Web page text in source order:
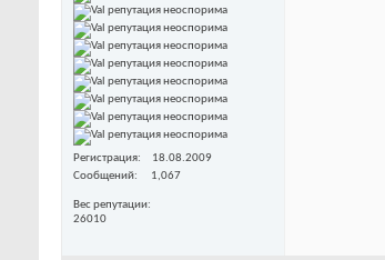
Регистрация
18.08.2009
Сообщений
1,067
Вес репутации
26010